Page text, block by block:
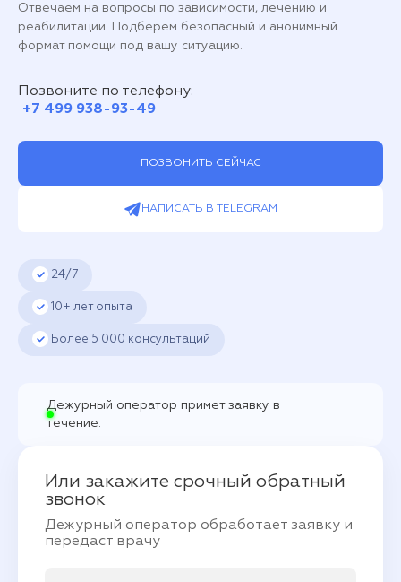
Отвечаем на вопросы по зависимости, лечению и
реабилитации. Подберем безопасный и анонимный
формат помощи под вашу ситуацию.
Позвоните по телефону:
+7 499 938-93-49
ПОЗВОНИТЬ СЕЙЧАС
НАПИСАТЬ В TELEGRAM
24/7
10+ лет опыта
Более 5 000 консультаций
Дежурный оператор примет заявку в
течение:
Или закажите срочный обратный
звонок
Дежурный оператор обработает заявку и
передаст врачу